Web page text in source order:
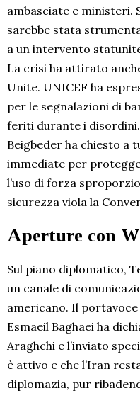
ambasciate e ministeri.
sarebbe stata
a un intervento
La crisi ha attirato
Unite. UNICEF ha
per le segnalazioni di
feriti durante i
Beigbeder ha chiesto
immediate per
l’uso di forza
sicurezza viola la
Aperture con
Sul piano diplomatico,
un canale di
americano. Il
Esmaeil Baghaei ha
Araghchi e l’inviato
è attivo e che l’Iran
diplomazia, pur